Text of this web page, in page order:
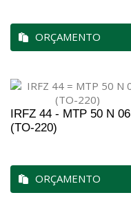
ORÇAMENTO
IRFZ 44 - MTP 50 N 06
(TO-220)
ORÇAMENTO